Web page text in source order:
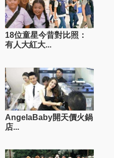
18位童星今昔對比照：
有人大紅大...
AngelaBaby開天價火鍋
店...